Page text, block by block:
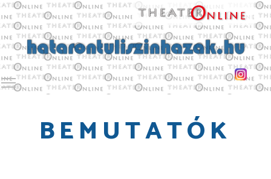
Toggle main menu visibility
BEMUTATÓK